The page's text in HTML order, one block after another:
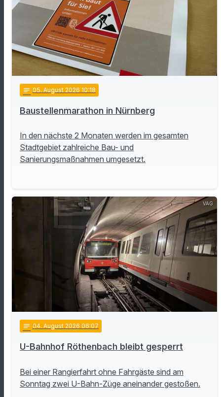
notes 05. August 2026 10:18
Baustellenmarathon in Nürnberg
In den nächste 2 Monaten werden im gesamten
Stadtgebiet zahlreiche Bau- und
Sanierungsmaßnahmen umgesetzt.
VAG
notes 04. August 2026 06:07
U-Bahnhof Röthenbach bleibt gesperrt
Bei einer Rangierfahrt ohne Fahrgäste sind am
Sonntag zwei U-Bahn-Züge aneinander gestoßen.